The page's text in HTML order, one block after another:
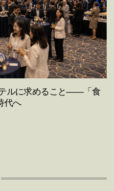
ルに求めること――「食
代へ